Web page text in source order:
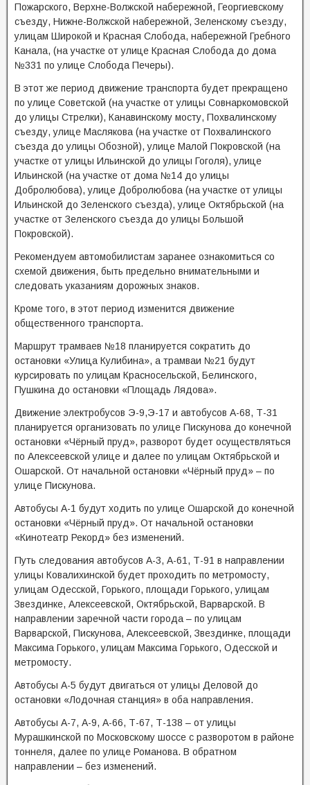
Пожарского, Верхне-Волжской набережной, Георгиевскому
съезду, Нижне-Волжской набережной, Зеленскому съезду,
улицам Широкой и Красная Слобода, набережной Гребного
Канала, (на участке от улице Красная Слобода до дома
№331 по улице Слобода Печеры).
В этот же период движение транспорта будет прекращено
по улице Советской (на участке от улицы Совнаркомовской
до улицы Стрелки), Канавинскому мосту, Похвалинскому
съезду, улице Маслякова (на участке от Похвалинского
съезда до улицы Обозной), улице Малой Покровской (на
участке от улицы Ильинской до улицы Гоголя), улице
Ильинской (на участке от дома №14 до улицы
Добролюбова), улице Добролюбова (на участке от улицы
Ильинской до Зеленского съезда), улице Октябрьской (на
участке от Зеленского съезда до улицы Большой
Покровской).
Рекомендуем автомобилистам заранее ознакомиться со
схемой движения, быть предельно внимательными и
следовать указаниям дорожных знаков.
Кроме того, в этот период изменится движение
общественного транспорта.
Маршрут трамваев №18 планируется сократить до
остановки «Улица Кулибина», а трамваи №21 будут
курсировать по улицам Красносельской, Белинского,
Пушкина до остановки «Площадь Лядова».
Движение электробусов Э-9,Э-17 и автобусов А-68, Т-31
планируется организовать по улице Пискунова до конечной
остановки «Чёрный пруд», разворот будет осуществляться
по Алексеевской улице и далее по улицам Октябрьской и
Ошарской. От начальной остановки «Чёрный пруд» – по
улице Пискунова.
Автобусы А-1 будут ходить по улице Ошарской до конечной
остановки «Чёрный пруд». От начальной остановки
«Кинотеатр Рекорд» без изменений.
Путь следования автобусов А-3, А-61, Т-91 в направлении
улицы Ковалихинской будет проходить по метромосту,
улицам Одесской, Горького, площади Горького, улицам
Звездинке, Алексеевской, Октябрьской, Варварской. В
направлении заречной части города – по улицам
Варварской, Пискунова, Алексеевской, Звездинке, площади
Максима Горького, улицам Максима Горького, Одесской и
метромосту.
Автобусы А-5 будут двигаться от улицы Деловой до
остановки «Лодочная станция» в оба направления.
Автобусы А-7, А-9, А-66, Т-67, Т-138 – от улицы
Мурашкинской по Московскому шоссе с разворотом в районе
тоннеля, далее по улице Романова. В обратном
направлении – без изменений.